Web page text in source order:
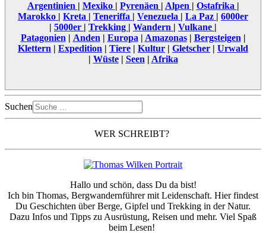
Argentinien | Mexiko | Pyrenäen | Alpen | Ostafrika |
Marokko | Kreta | Teneriffa | Venezuela | La Paz | 6000er
| 5000er | Trekking | Wandern | Vulkane |
Patagonien | Anden | Europa | Amazonas| Bergsteigen |
Klettern | Expedition | Tiere | Kultur | Gletscher | Urwald
| Wüste| Seen | Afrika
Suchen
WER SCHREIBT?
Hallo und schön, dass Du da bist!
Ich bin Thomas, Bergwandernführer mit Leidenschaft. Hier findest
Du Geschichten über Berge, Gipfel und Trekking in der Natur.
Dazu Infos und Tipps zu Ausrüstung, Reisen und mehr. Viel Spaß
beim Lesen!